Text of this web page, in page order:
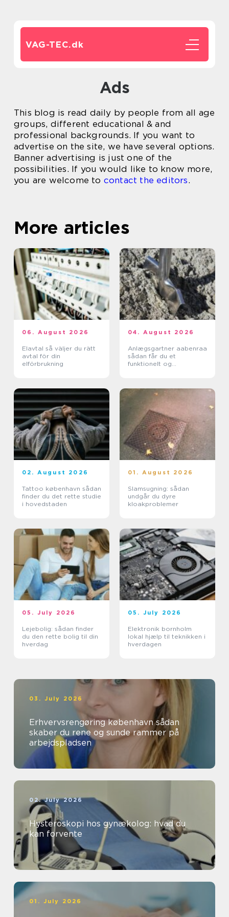
VAG-TEC.dk
Ads
This blog is read daily by people from all age
groups, different educational & and
professional backgrounds. If you want to
advertise on the site, we have several options.
Banner advertising is just one of the
possibilities. If you would like to know more,
you are welcome to contact the editors.
More articles
06. August 2026
Elavtal så väljer du rätt
avtal för din
elförbrukning
04. August 2026
Anlægsgartner aabenraa
sådan får du et
funktionelt og
02. August 2026
Tattoo københavn sådan
finder du det rette studie
i hovedstaden
01. August 2026
Slamsugning: sådan
undgår du dyre
kloakproblemer
05. July 2026
Lejebolig: sådan finder
du den rette bolig til din
hverdag
05. July 2026
Elektronik bornholm
lokal hjælp til teknikken i
hverdagen
03. July 2026
Erhvervsrengøring københavn sådan
skaber du rene og sunde rammer på
arbejdspladsen
02. July 2026
Hysteroskopi hos gynækolog: hvad du
kan forvente
01. July 2026